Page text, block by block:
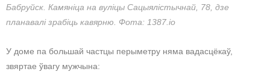
Бабруйск. Камяніца на вуліцы Сацыялістычнай, 78, дзе
планавалі зрабіць кавярню. Фота: 1387.io
У доме па большай частцы перыметру няма вадасцёкаў,
звяртае ўвагу мужчына: